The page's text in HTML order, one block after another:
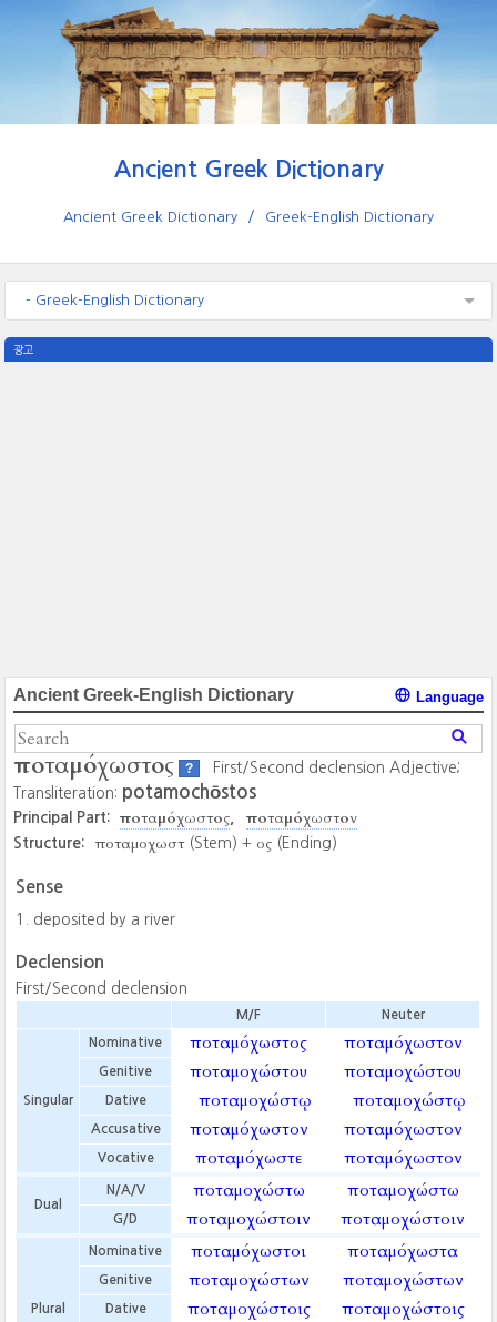
Ancient Greek Dictionary
Ancient Greek Dictionary Greek-English Dictionary
- Greek-English Dictionary
광고
Ancient Greek-English Dictionary Language
ποταμόχωστος ?
First/Second declension Adjective;
Transliteration: potamochōstos
Principal Part: ποταμόχωστος ποταμόχωστον
Structure: ποταμοχωστ (Stem) + ος (Ending)
Sense
deposited by a river
Declension
First/Second declension
M/F Neuter
Singular
Nominative ποταμόχωστος ποταμόχωστον
Genitive ποταμοχώστου ποταμοχώστου
Dative ποταμοχώστῳ ποταμοχώστῳ
Accusative ποταμόχωστον ποταμόχωστον
Vocative ποταμόχωστε ποταμόχωστον
Dual
N/A/V ποταμοχώστω ποταμοχώστω
G/D ποταμοχώστοιν ποταμοχώστοιν
Plural
Nominative ποταμόχωστοι ποταμόχωστα
Genitive ποταμοχώστων ποταμοχώστων
Dative ποταμοχώστοις ποταμοχώστοις